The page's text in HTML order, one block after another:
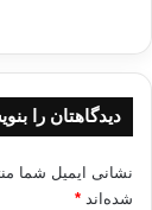
دیدگاهتان را
نشانی ایمیل شما
شده‌اند *